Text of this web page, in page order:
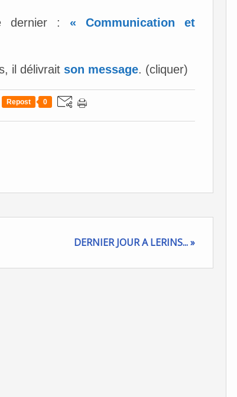
dernier : « Communication et
il délivrait son message. (cliquer)
Repost 0
DERNIER JOUR A LERINS... »